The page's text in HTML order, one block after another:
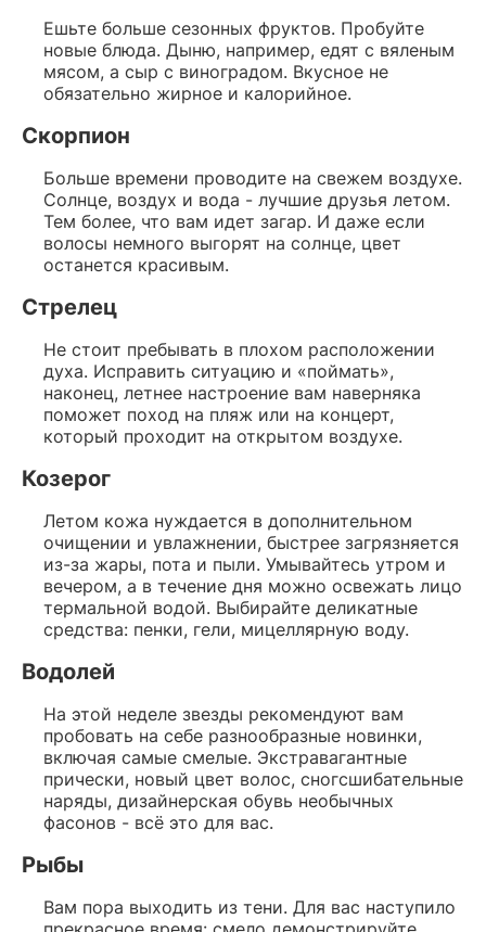
Ешьте больше сезонных фруктов. Пробуйте
новые блюда. Дыню, например, едят с вяленым
мясом, а сыр с виноградом. Вкусное не
обязательно жирное и калорийное.
Скорпион
Больше времени проводите на свежем воздухе.
Солнце, воздух и вода - лучшие друзья летом.
Тем более, что вам идет загар. И даже если
волосы немного выгорят на солнце, цвет
останется красивым.
Стрелец
Не стоит пребывать в плохом расположении
духа. Исправить ситуацию и «поймать»,
наконец, летнее настроение вам наверняка
поможет поход на пляж или на концерт,
который проходит на открытом воздухе.
Козерог
Летом кожа нуждается в дополнительном
очищении и увлажнении, быстрее загрязняется
из-за жары, пота и пыли. Умывайтесь утром и
вечером, а в течение дня можно освежать лицо
термальной водой. Выбирайте деликатные
средства: пенки, гели, мицеллярную воду.
Водолей
На этой неделе звезды рекомендуют вам
пробовать на себе разнообразные новинки,
включая самые смелые. Экстравагантные
прически, новый цвет волос, сногсшибательные
наряды, дизайнерская обувь необычных
фасонов - всё это для вас.
Рыбы
Вам пора выходить из тени. Для вас наступило